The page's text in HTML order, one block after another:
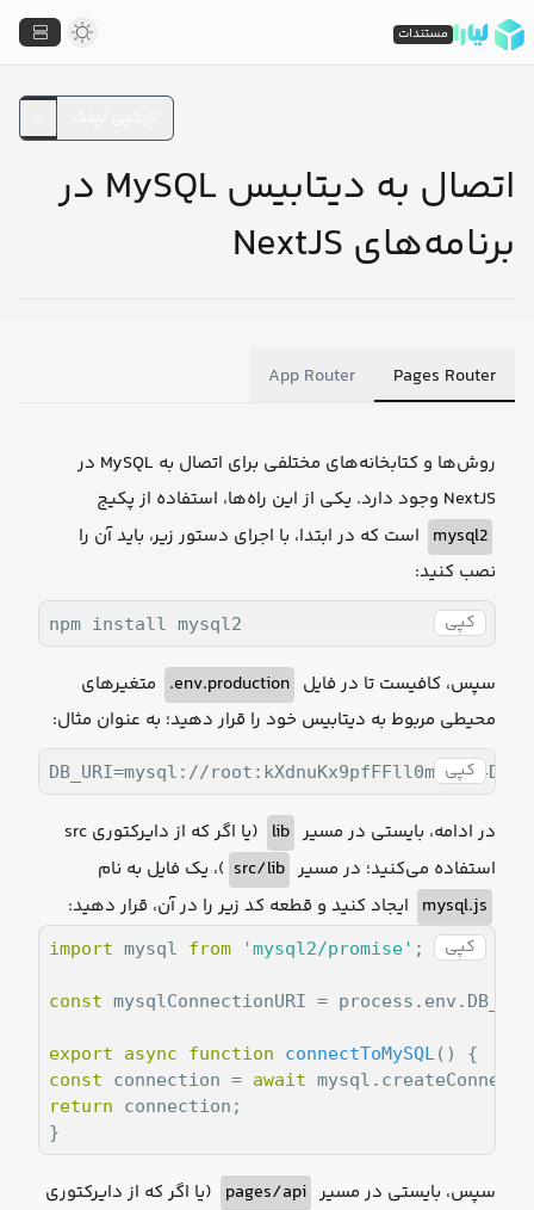
اتصال به دیتابیس MySQL در
برنامه‌های NextJS
Pages Router
App Router
روش‌ها و کتابخانه‌های مختلفی برای اتصال به MySQL در
NextJS وجود دارد. یکی از این راه‌ها، استفاده از پکیج
mysql2 است که در ابتدا، با اجرای دستور زیر، باید آن را
نصب کنید:
کپی npm install mysql2
سپس، کافیست تا در فایل env.production.
متغیرهای
محیطی مربوط به دیتابیس خود را قرار دهید؛ به عنوان مثال:
کپی DB_URI=mysql://
در ادامه، بایستی در مسیر lib
(یا اگر که از دایرکتوری src
استفاده می‌کنید؛ در مسیر src/lib )، یک فایل به نام
mysql.js ایجاد کنید و قطعه کد زیر را در آن، قرار دهید:
کپی import mysql from 'mysql2/promise' ;
const mysqlConnectionURI =
export async function connectToMySQL ( )
const connection = await
return connection;
}
سپس، بایستی در مسیر pages/api (یا اگر که از دایرکتوری
مستندات